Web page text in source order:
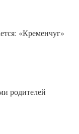
«Кременчуг»
родителей